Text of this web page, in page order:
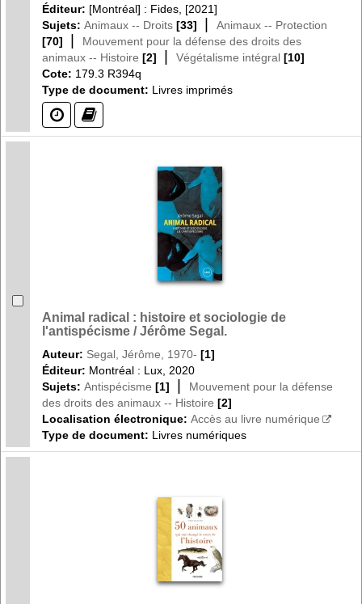
Éditeur: [Montréal] : Fides, [2021]
Sujets: Animaux -- Droits [33] |
Animaux -- Protection
[70]
|
Mouvement pour la défense des droits des
animaux -- Histoire [2] | Végétalisme intégral [10]
Cote: 179.3 R394q
Type de document: Livres imprimés
(?) (?)
Animal radical : histoire et sociologie de
l'antispécisme / Jérôme Segal.
Auteur: Segal, Jérôme, 1970- [1]
Éditeur: Montréal : Lux, 2020
Sujets: Antispécisme [1] |
Mouvement pour la défense
des droits des animaux -- Histoire [2]
Localisation électronique: Accès au livre numérique
Type de document: Livres numériques